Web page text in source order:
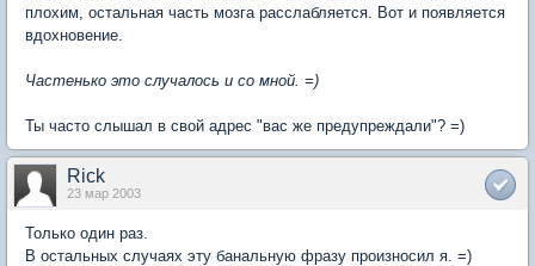
плохим, остальная часть мозга расслабляется. Вот и появляется
вдохновение.
Частенько это случалось и со мной. =)
Ты часто слышал в свой адрес "вас же предупреждали"? =)
Rick
23 мар 2003
Только один раз.
В остальных случаях эту банальную фразу произносил я. =)